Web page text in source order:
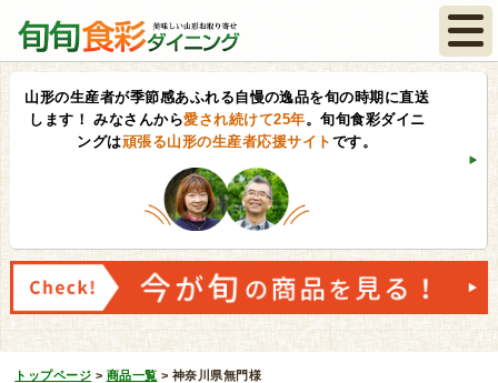
山形の生産者が季節感あふれる自慢の逸品を旬の時期に直送
します！ みなさんから愛され続けて25年。旬旬食彩ダイニ
ングは頑張る山形の生産者応援サイト です。
トップページ > 商品一覧 > 神奈川県無門様